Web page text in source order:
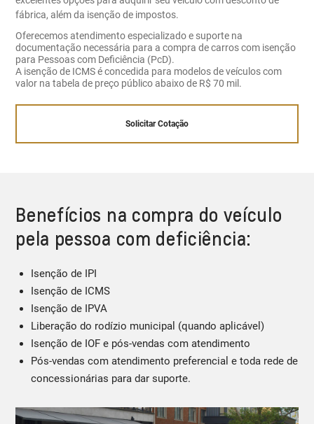
fábrica, além da isenção de impostos.
Oferecemos atendimento especializado e suporte na
documentação necessária para a compra de carros com isenção
para Pessoas com Deficiência (PcD).
A isenção de ICMS é concedida para modelos de veículos com
valor na tabela de preço público abaixo de R$ 70 mil.
Solicitar Cotação
Benefícios na compra do veículo
pela pessoa com deficiência:
Isenção de IPI
Isenção de ICMS
Isenção de IPVA
Liberação do rodízio municipal (quando aplicável)
Isenção de IOF e pós-vendas com atendimento
Pós-vendas com atendimento preferencial e toda rede de
concessionárias para dar suporte.